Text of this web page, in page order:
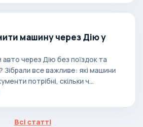
машину через Дію у
через Дію без поїздок та
Зібрали все важливе: які машини
потрібні, скільки ч...
Всі статті